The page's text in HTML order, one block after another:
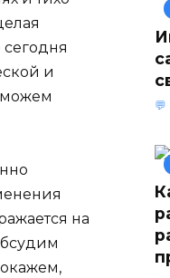
и
на